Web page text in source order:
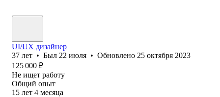
UI/UX дизайнер
37 лет • Был 22 июля • Обновлено 25 октября 2023
125 000 ₽
Не ищет работу
Общий опыт
15 лет 4 месяца